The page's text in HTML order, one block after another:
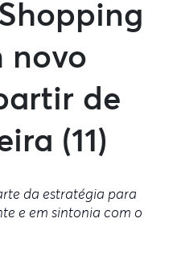
novo
de
(11)
da estratégia para
e em sintonia com o